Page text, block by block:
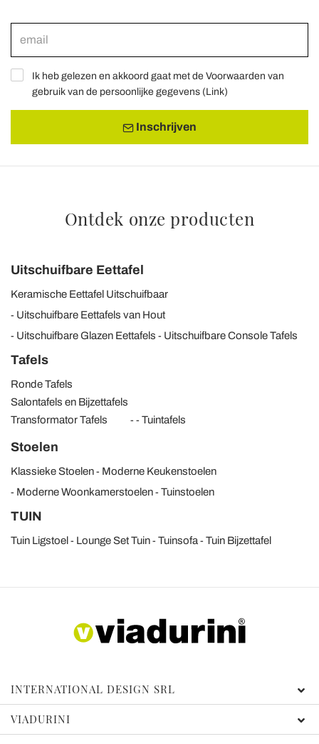
Ik heb gelezen en akkoord gaat met de Voorwaarden van
gebruik van de persoonlijke gegevens (Link)
Inschrijven
Ontdek onze producten
Uitschuifbare Eettafel
Keramische Eettafel Uitschuifbaar
Uitschuifbare Eettafels van Hout
Uitschuifbare Glazen Eettafels
Uitschuifbare Console Tafels
Tafels
Ronde Tafels
Salontafels en Bijzettafels
Transformator Tafels
Tuintafels
Stoelen
Klassieke Stoelen
Moderne Keukenstoelen
Moderne Woonkamerstoelen
Tuinstoelen
TUIN
Tuin Ligstoel Lounge Set Tuin Tuinsofa Tuin Bijzettafel
INTERNATIONAL DESIGN SRL
VIADURINI